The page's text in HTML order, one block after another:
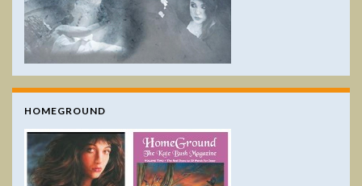
HOMEGROUND